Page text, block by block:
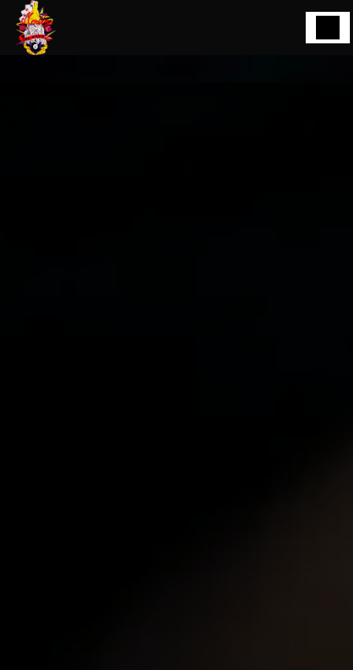
Panneau de gestion des cookies